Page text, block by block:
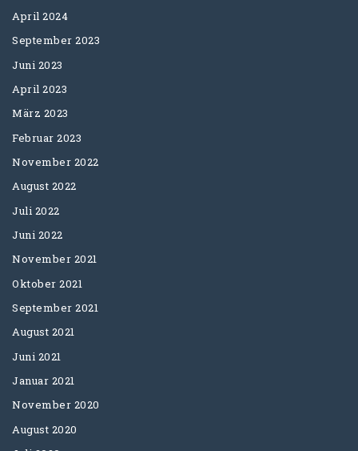
April 2024
September 2023
Juni 2023
April 2023
März 2023
Februar 2023
November 2022
August 2022
Juli 2022
Juni 2022
November 2021
Oktober 2021
September 2021
August 2021
Juni 2021
Januar 2021
November 2020
August 2020